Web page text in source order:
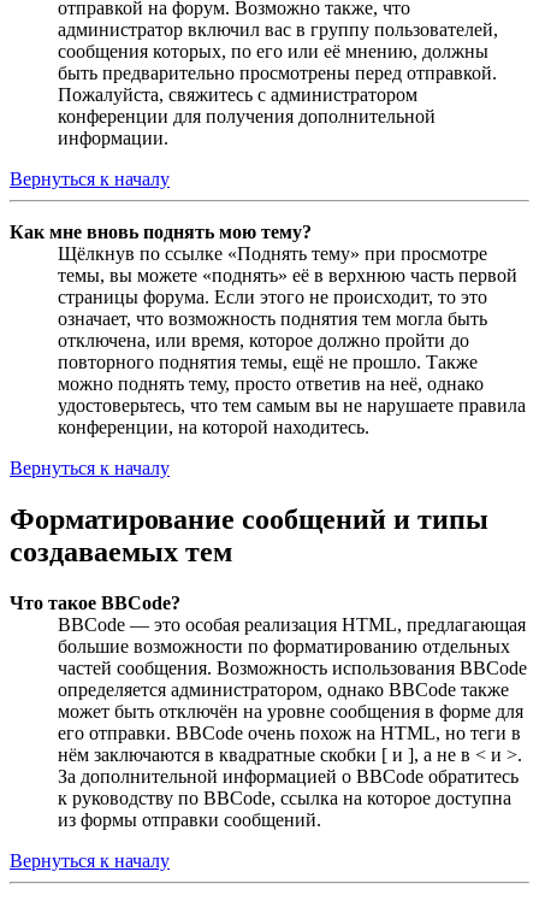
отправкой на форум. Возможно также, что
администратор включил вас в группу пользователей,
сообщения которых, по его или её мнению, должны
быть предварительно просмотрены перед отправкой.
Пожалуйста, свяжитесь с администратором
конференции для получения дополнительной
информации.
Вернуться к началу
Как мне вновь поднять мою тему?
Щёлкнув по ссылке «Поднять тему» при просмотре
темы, вы можете «поднять» её в верхнюю часть первой
страницы форума. Если этого не происходит, то это
означает, что возможность поднятия тем могла быть
отключена, или время, которое должно пройти до
повторного поднятия темы, ещё не прошло. Также
можно поднять тему, просто ответив на неё, однако
удостоверьтесь, что тем самым вы не нарушаете правила
конференции, на которой находитесь.
Вернуться к началу
Форматирование сообщений и типы
создаваемых тем
Что такое BBCode?
BBCode — это особая реализация HTML, предлагающая
большие возможности по форматированию отдельных
частей сообщения. Возможность использования BBCode
определяется администратором, однако BBCode также
может быть отключён на уровне сообщения в форме для
его отправки. BBCode очень похож на HTML, но теги в
нём заключаются в квадратные скобки [ и ], а не в < и >.
За дополнительной информацией о BBCode обратитесь
к руководству по BBCode, ссылка на которое доступна
из формы отправки сообщений.
Вернуться к началу